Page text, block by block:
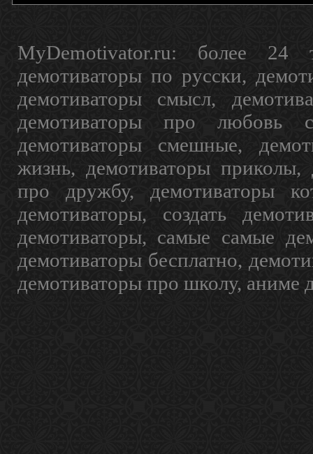
MyDemotivator.ru: более 24
демотиваторы по русски,
демотиваторы смысл,
демотиваторы про любовь
демотиваторы смешные,
жизнь, демотиваторы приколы,
про дружбу, демотиваторы
демотиваторы, создать
демотиваторы, самые самые
демотиваторы бесплатно,
демотиваторы про школу, аниме